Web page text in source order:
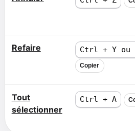
Refaire Ctrl + Y ou
Copier
Tout
sélectionner
Ctrl + A